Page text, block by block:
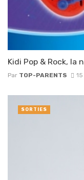
Kidi Pop & Rock, la
Par TOP-PARENTS
SORTIES